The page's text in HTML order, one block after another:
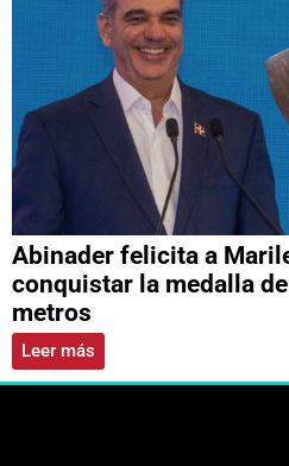
Abinader felicita a
conquistar la medalla
metros
Leer más